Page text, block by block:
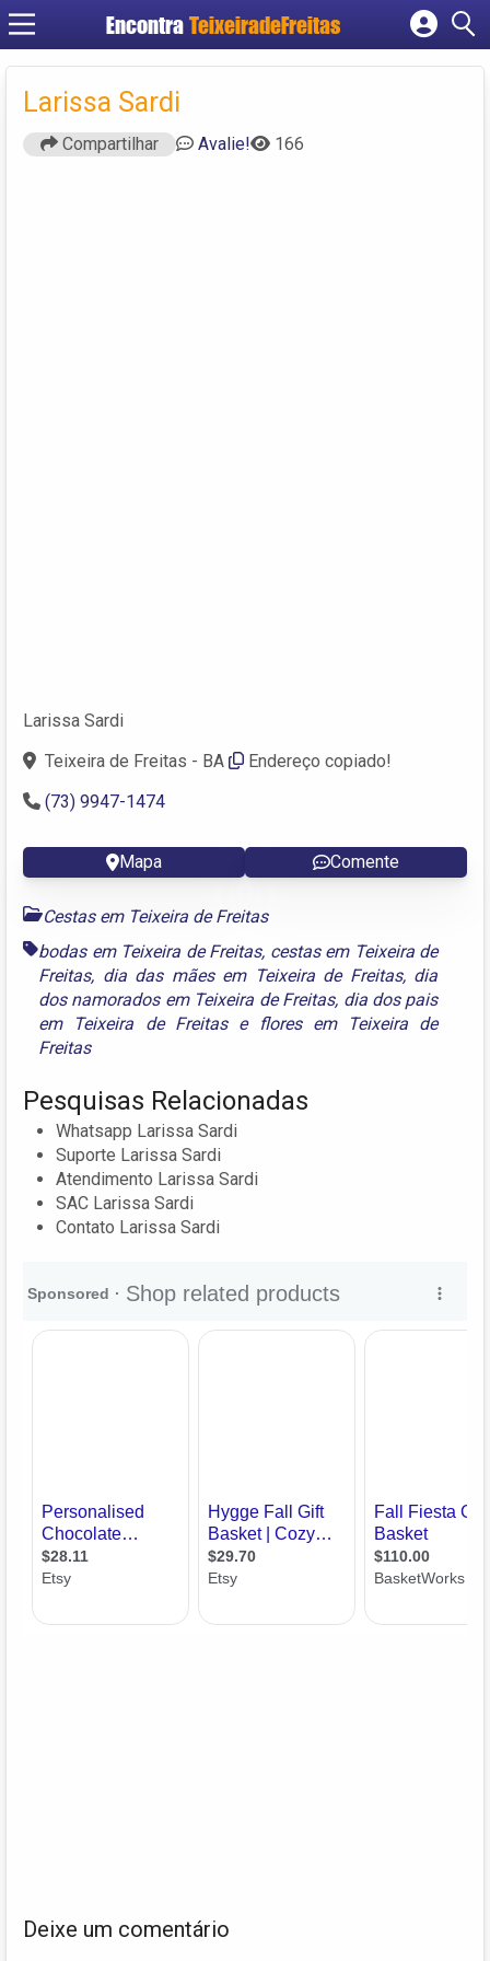
Encontra TeixeiradeFreitas
Cadastrar empresa
Larissa Sardi
Compartilhar Avalie! 166
Larissa Sardi
Teixeira de Freitas - BA
Endereço copiado!
(73) 9947-1474
Mapa Comente
Cestas em Teixeira de Freitas
bodas em Teixeira de Freitas, cestas em Teixeira de
Freitas, dia das mães em Teixeira de Freitas, dia
dos namorados em Teixeira de Freitas, dia dos pais
em Teixeira de Freitase flores em Teixeira de
Freitas
Pesquisas Relacionadas
Whatsapp Larissa Sardi
Suporte Larissa Sardi
Atendimento Larissa Sardi
SAC Larissa Sardi
Contato Larissa Sardi
Deixe um comentário